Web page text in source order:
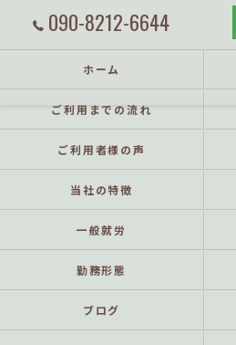
090-8212-6644
ホーム
ご利用までの流れ
ご利用者様の声
当社の特徴
一般就労
勤務形態
ブログ